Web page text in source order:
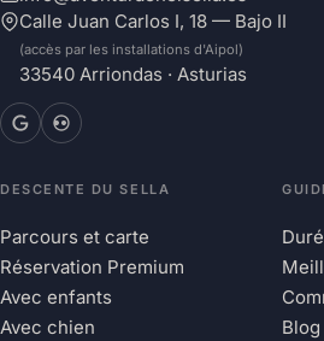
Calle Juan Carlos I, 18 — Bajo II
(accès par les installations d'Aipol)
33540 Arriondas · Asturias
DESCENTE DU SELLA
Parcours et carte
Réservation Premium
Avec enfants
Avec chien
Blog